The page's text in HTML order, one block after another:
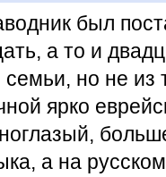
был
а то и
семьи, но не
ярко
а на